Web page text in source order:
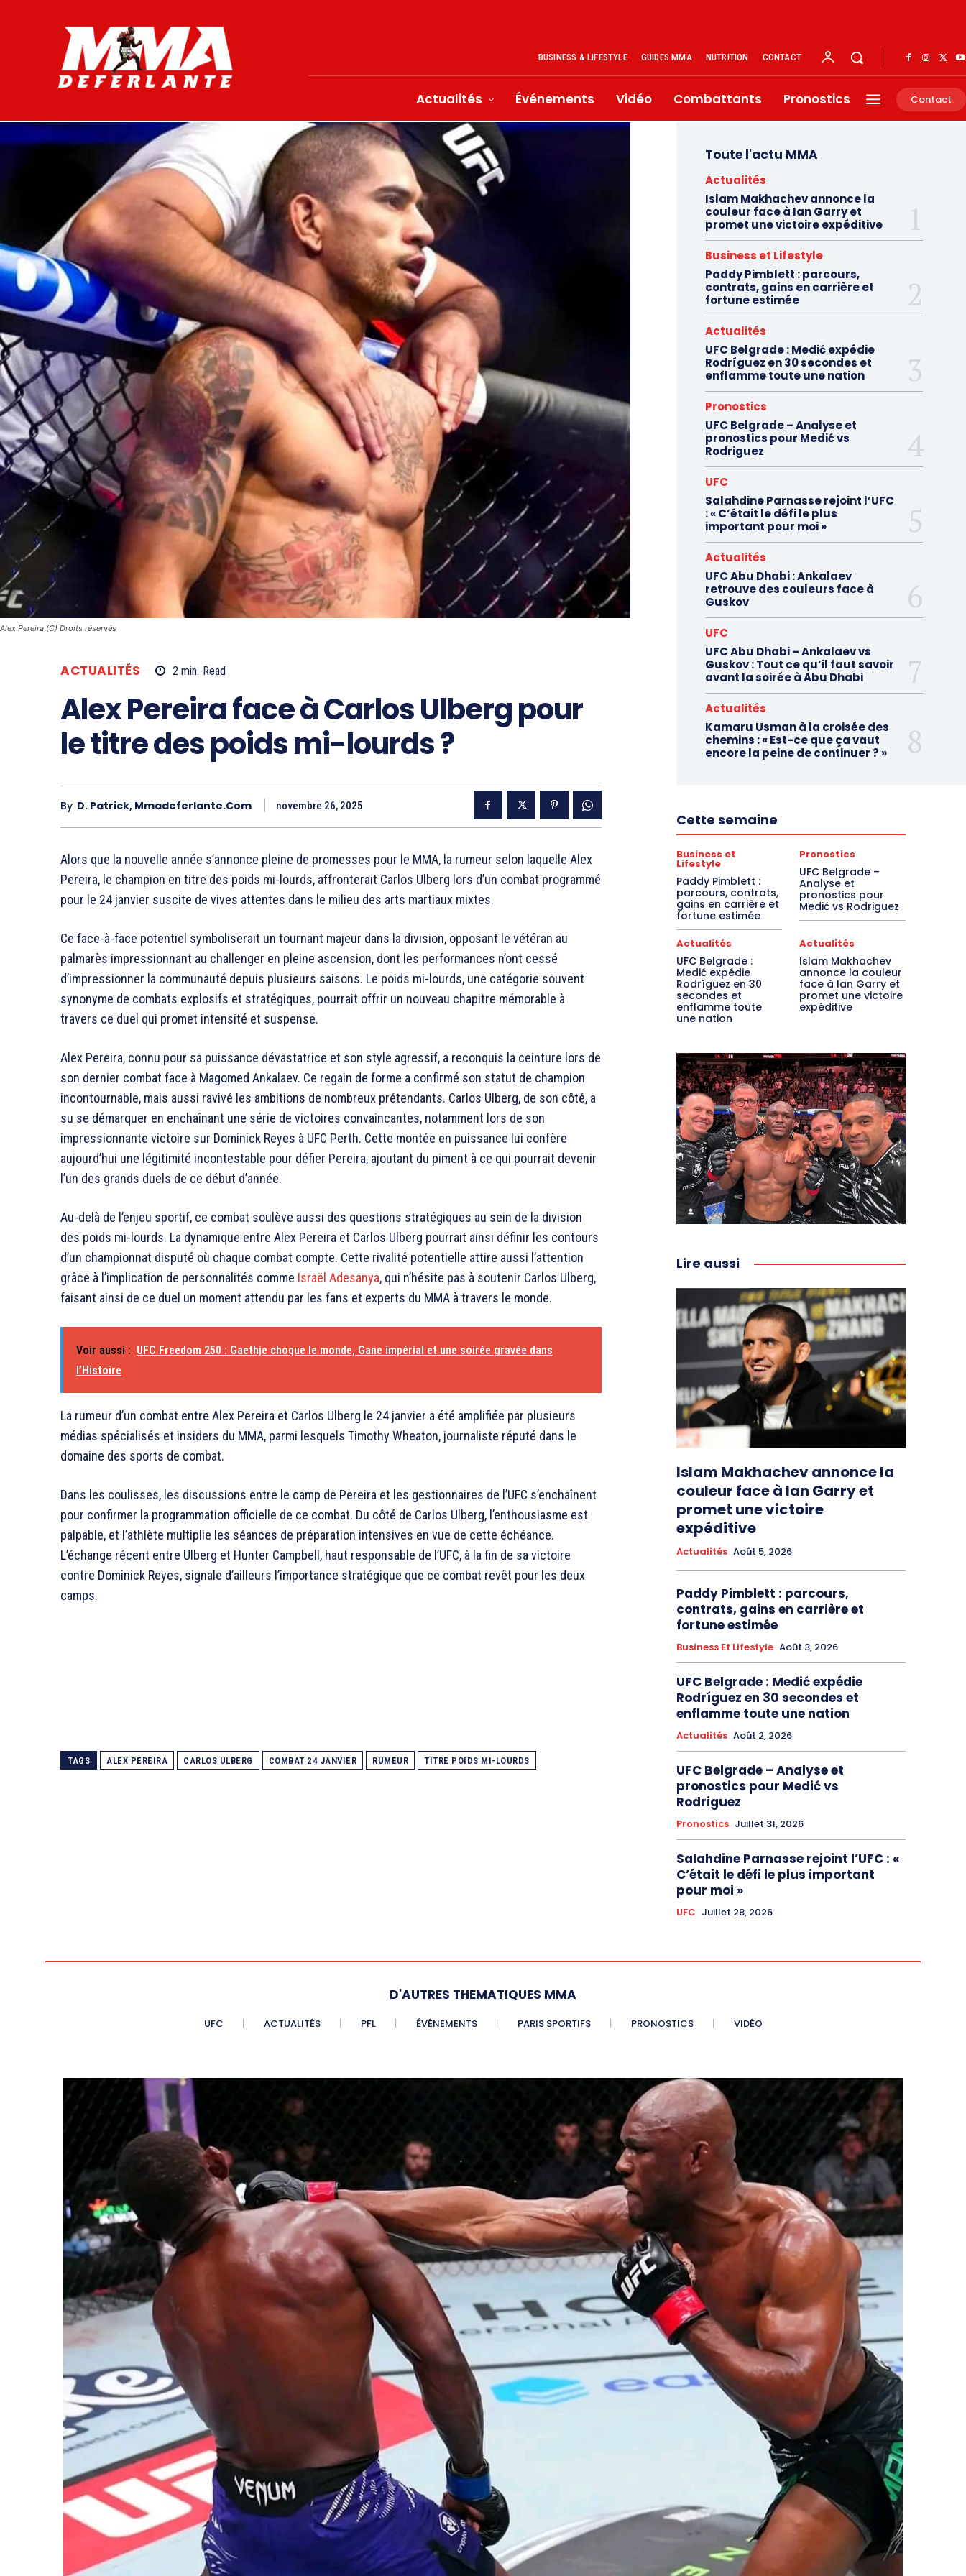
BUSINESS & LIFESTYLE GUIDES MMA NUTRITION CONTACT
Actualités Événements Vidéo Combattants Pronostics Contact
Alex Pereira (C) Droits réservés
ACTUALITÉS 2 min. Read
Alex Pereira face à Carlos Ulberg pour
le titre des poids mi-lourds ?
By D. Patrick, Mmadeferlante.com novembre 26, 2025
Alors que la nouvelle année s’annonce pleine de promesses pour le MMA, la rumeur selon laquelle Alex
Pereira, le champion en titre des poids mi-lourds, affronterait Carlos Ulberg lors d’un combat programmé
pour le 24 janvier suscite de vives attentes dans le milieu des arts martiaux mixtes.
Ce face-à-face potentiel symboliserait un tournant majeur dans la division, opposant le vétéran au
palmarès impressionnant au challenger en pleine ascension, dont les performances n’ont cessé
d’impressionner la communauté depuis plusieurs saisons. Le poids mi-lourds, une catégorie souvent
synonyme de combats explosifs et stratégiques, pourrait offrir un nouveau chapitre mémorable à
travers ce duel qui promet intensité et suspense.
Alex Pereira, connu pour sa puissance dévastatrice et son style agressif, a reconquis la ceinture lors de
son dernier combat face à Magomed Ankalaev. Ce regain de forme a confirmé son statut de champion
incontournable, mais aussi ravivé les ambitions de nombreux prétendants. Carlos Ulberg, de son côté, a
su se démarquer en enchaînant une série de victoires convaincantes, notamment lors de son
impressionnante victoire sur Dominick Reyes à UFC Perth. Cette montée en puissance lui confère
aujourd’hui une légitimité incontestable pour défier Pereira, ajoutant du piment à ce qui pourrait devenir
l’un des grands duels de ce début d’année.
Au-delà de l’enjeu sportif, ce combat soulève aussi des questions stratégiques au sein de la division
des poids mi-lourds. La dynamique entre Alex Pereira et Carlos Ulberg pourrait ainsi définir les contours
d’un championnat disputé où chaque combat compte. Cette rivalité potentielle attire aussi l’attention
grâce à l’implication de personnalités comme Israël Adesanya, qui n’hésite pas à soutenir Carlos Ulberg,
faisant ainsi de ce duel un moment attendu par les fans et experts du MMA à travers le monde.
Voir aussi : UFC Freedom 250 : Gaethje choque le monde, Gane impérial et une soirée gravée dans
l’Histoire
La rumeur d’un combat entre Alex Pereira et Carlos Ulberg le 24 janvier a été amplifiée par plusieurs
médias spécialisés et insiders du MMA, parmi lesquels Timothy Wheaton, journaliste réputé dans le
domaine des sports de combat.
Dans les coulisses, les discussions entre le camp de Pereira et les gestionnaires de l’UFC s’enchaînent
pour confirmer la programmation officielle de ce combat. Du côté de Carlos Ulberg, l’enthousiasme est
palpable, et l’athlète multiplie les séances de préparation intensives en vue de cette échéance.
L’échange récent entre Ulberg et Hunter Campbell, haut responsable de l’UFC, à la fin de sa victoire
contre Dominick Reyes, signale d’ailleurs l’importance stratégique que ce combat revêt pour les deux
camps.
TAGS ALEX PEREIRA CARLOS ULBERG COMBAT 24 JANVIER RUMEUR TITRE POIDS MI-LOURDS
Toute l'actu MMA
Actualités
Islam Makhachev annonce la
couleur face à Ian Garry et
promet une victoire expéditive
Business et Lifestyle
Paddy Pimblett : parcours,
contrats, gains en carrière et
fortune estimée
Actualités
UFC Belgrade : Medić expédie
Rodríguez en 30 secondes et
enflamme toute une nation
Pronostics
UFC Belgrade – Analyse et
pronostics pour Medić vs
Rodriguez
UFC
Salahdine Parnasse rejoint l’UFC
: « C’était le défi le plus
important pour moi »
Actualités
UFC Abu Dhabi : Ankalaev
retrouve des couleurs face à
Guskov
UFC
UFC Abu Dhabi – Ankalaev vs
Guskov : Tout ce qu’il faut savoir
avant la soirée à Abu Dhabi
Actualités
Kamaru Usman à la croisée des
chemins : « Est-ce que ça vaut
encore la peine de continuer ? »
Cette semaine
Business et
Lifestyle
Paddy Pimblett :
parcours, contrats,
gains en carrière et
fortune estimée
Pronostics
UFC Belgrade –
Analyse et
pronostics pour
Medić vs Rodriguez
Actualités
UFC Belgrade :
Medić expédie
Rodríguez en 30
secondes et
enflamme toute
une nation
Actualités
Islam Makhachev
annonce la couleur
face à Ian Garry et
promet une victoire
expéditive
Lire aussi
Islam Makhachev annonce la
couleur face à Ian Garry et
promet une victoire
expéditive
Actualités Août 5, 2026
Paddy Pimblett : parcours,
contrats, gains en carrière et
fortune estimée
Business Et Lifestyle Août 3, 2026
UFC Belgrade : Medić expédie
Rodríguez en 30 secondes et
enflamme toute une nation
Actualités Août 2, 2026
UFC Belgrade – Analyse et
pronostics pour Medić vs
Rodriguez
Pronostics Juillet 31, 2026
Salahdine Parnasse rejoint l’UFC : «
C’était le défi le plus important
pour moi »
UFC Juillet 28, 2026
D'AUTRES THEMATIQUES MMA
UFC ACTUALITÉS PFL ÉVÉNEMENTS PARIS SPORTIFS PRONOSTICS VIDÉO